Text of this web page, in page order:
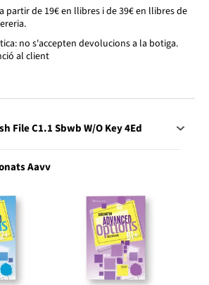
partir de 19€ en llibres i de 39€ en llibres de
no s'accepten devolucions a la botiga.
al client
File C1.1 Sbwb W/O Key 4Ed
Aavv